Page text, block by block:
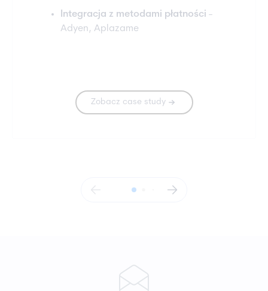
Integracja z metodami płatności -
Adyen, Aplazame
Zobacz case study